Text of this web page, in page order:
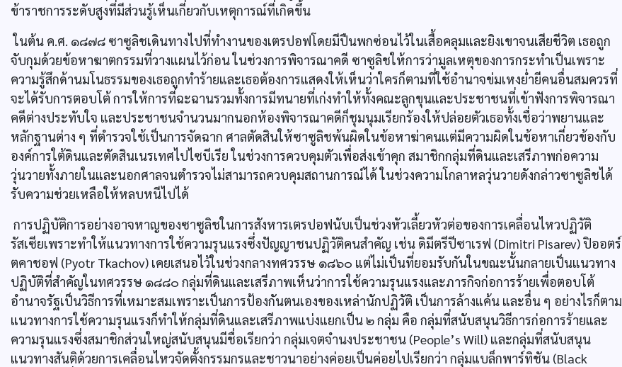
ข้าราชการระดับสูงที่มีส่วนรู้เห็นเกี่ยวกับเหตุการณ์ที่เกิดขึ้น
ในต้น ค.ศ. ๑๘๗๘ ซาซูลิชเดินทางไปที่ทำงานของเตรปอฟโดยมีปืนพกซ่อนไว้ในเสื้อคลุมและยิงเขาจนเสียชีวิต เธอถูก
จับกุมด้วยข้อหาฆาตกรรมที่วางแผนไว้ก่อน ในช่วงการพิจารณาคดี ซาซูลิชให้การว่ามูลเหตุของการกระทำเป็นเพราะ
ความรู้สึกด้านมโนธรรมของเธอถูกทำร้ายและเธอต้องการแสดงให้เห็นว่าใครก็ตามที่ใช้อำนาจข่มเหงย่ำยีคนอื่นสมควรที่
จะได้รับการตอบโต้ การให้การที่ฉะฉานรวมทั้งการมีทนายที่เก่งทำให้ทั้งคณะลูกขุนและประชาชนที่เข้าฟังการพิจารณา
คดีต่างประทับใจ และประชาชนจำนวนมากนอกห้องพิจารณาคดีก็ชุมนุมเรียกร้องให้ปล่อยตัวเธอทั้งเชื่อว่าพยานและ
หลักฐานต่าง ๆ ที่ตำรวจใช้เป็นการจัดฉาก ศาลตัดสินให้ซาซูลิชพ้นผิดในข้อหาฆ่าคนแต่มีความผิดในข้อหาเกี่ยวข้องกับ
องค์การใต้ดินและตัดสินเนรเทศไปไซบีเรีย ในช่วงการควบคุมตัวเพื่อส่งเข้าคุก สมาชิกกลุ่มที่ดินและเสรีภาพก่อความ
วุ่นวายทั้งภายในและนอกศาลจนตำรวจไม่สามารถควบคุมสถานการณ์ได้ ในช่วงความโกลาหลวุ่นวายดังกล่าวซาซูลิชได้
รับความช่วยเหลือให้หลบหนีไปได้
การปฏิบัติการอย่างอาจหาญของซาซูลิชในการสังหารเตรปอฟนับเป็นช่วงหัวเลี้ยวหัวต่อของการเคลื่อนไหวปฏิวัติ
รัสเซียเพราะทำให้แนวทางการใช้ความรุนแรงซึ่งปัญญาชนปฏิวัติคนสำคัญ เช่น ดิมีตรีปีซาเรฟ (Dimitri Pisarev) ปิออตร์
ตคาชอฟ (Pyotr Tkachov) เคยเสนอไว้ในช่วงกลางทศวรรษ ๑๘๖๐ แต่ไม่เป็นที่ยอมรับกันในขณะนั้นกลายเป็นแนวทาง
ปฏิบัติที่สำคัญในทศวรรษ ๑๘๘๐ กลุ่มที่ดินและเสรีภาพเห็นว่าการใช้ความรุนแรงและภารกิจก่อการร้ายเพื่อตอบโต้
อำนาจรัฐเป็นวิธีการที่เหมาะสมเพราะเป็นการป้องกันตนเองของเหล่านักปฏิวัติ เป็นการล้างแค้น และอื่น ๆ อย่างไรก็ตาม
แนวทางการใช้ความรุนแรงก็ทำให้กลุ่มที่ดินและเสรีภาพแบ่งแยกเป็น ๒ กลุ่ม คือ กลุ่มที่สนับสนุนวิธีการก่อการร้ายและ
ความรุนแรงซึ่งสมาชิกส่วนใหญ่สนับสนุนมีชื่อเรียกว่า กลุ่มเจตจำนงประชาชน (People’s Will) และกลุ่มที่สนับสนุน
แนวทางสันติด้วยการเคลื่อนไหวจัดตั้งกรรมกรและชาวนาอย่างค่อยเป็นค่อยไปเรียกว่า กลุ่มแบล็กพาร์ทิชัน (Black